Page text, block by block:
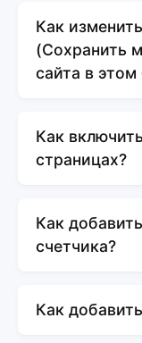
Как
(Сохранить
сайта в этом
Как
страницах?
Как
счетчика?
Как